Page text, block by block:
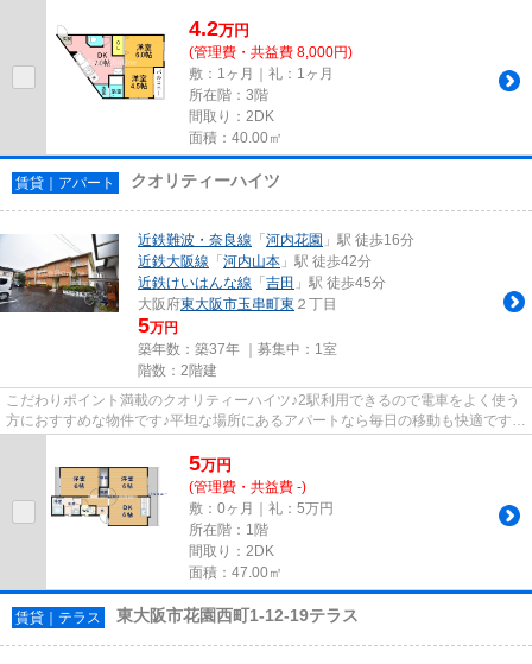
4.2万円
(管理費・共益費 8,000円)
敷：1ヶ月｜礼：1ヶ月
所在階：3階
間取り：2DK
面積：40.00㎡
賃貸｜アパート クオリティーハイツ
近鉄難波・奈良線 「河内花園 」駅 徒歩16分
近鉄大阪線 「河内山本 」駅 徒歩42分
近鉄けいはんな線 「吉田 」駅 徒歩45分
大阪府東大阪市玉串町東 ２丁目
5万円
築年数：築37年 ｜募集中： 1室
階数：2階建
こだわりポイント満載のクオリティーハイツ♪2駅利用できるので電車をよく使う
方におすすめな物件です♪平坦な場所にあるアパートなら毎日の移動も快適です♪
さわやかな朝を迎えることの...
5万円
(管理費・共益費 -)
敷：0ヶ月｜礼：5万円
所在階：1階
間取り：2DK
面積：47.00㎡
賃貸｜テラス 東大阪市花園西町1-12-19テラス